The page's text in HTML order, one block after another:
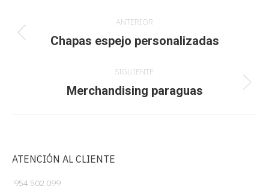
Navegación
entre
ANTERIOR
Proyecto
Chapas espejo personalizadas
SIGUIENTE
Proyecto
Merchandising paraguas
ATENCIÓN AL CLIENTE
954 502 099